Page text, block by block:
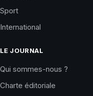
Sport
International
LE JOURNAL
Qui sommes-nous ?
Charte éditoriale